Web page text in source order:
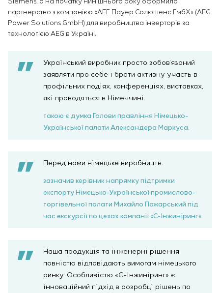
партнерство з компанією «АЕГ Пауер Солюшенс ГмбХ» (AEG
Power Solutions GmbH) для виробництва інверторів за
технологією AEG в Україні.
Український виробник просто зобов’язаний
заявляти про себе і брати активну участь в
профільних подіях, конференціях, виставках,
які проводяться в Німеччині.
такою є думка Голови правління Німецько-
Української палати Александера Маркуса.
Перед нами німецьке виробництв.
зазначив керівник напрямку підтримки
експорту Німецько-Української промислово-
торгівельної палати Михайло Пожарський під
час екскурсії по цехах компанії «С-Інжиніринг».
Наша продукція та інженерні рішення
повністю відповідають вимогам німецького
ринку. Особливістю «С-Інжиніринг» є
інноваційний підхід в розробці рішень по